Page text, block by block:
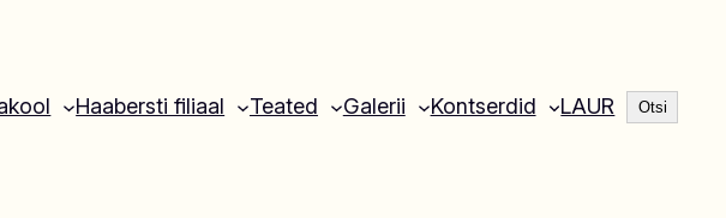
Haabersti filiaal Teated Galerii Kontserdid LAUR Otsi
Otsi